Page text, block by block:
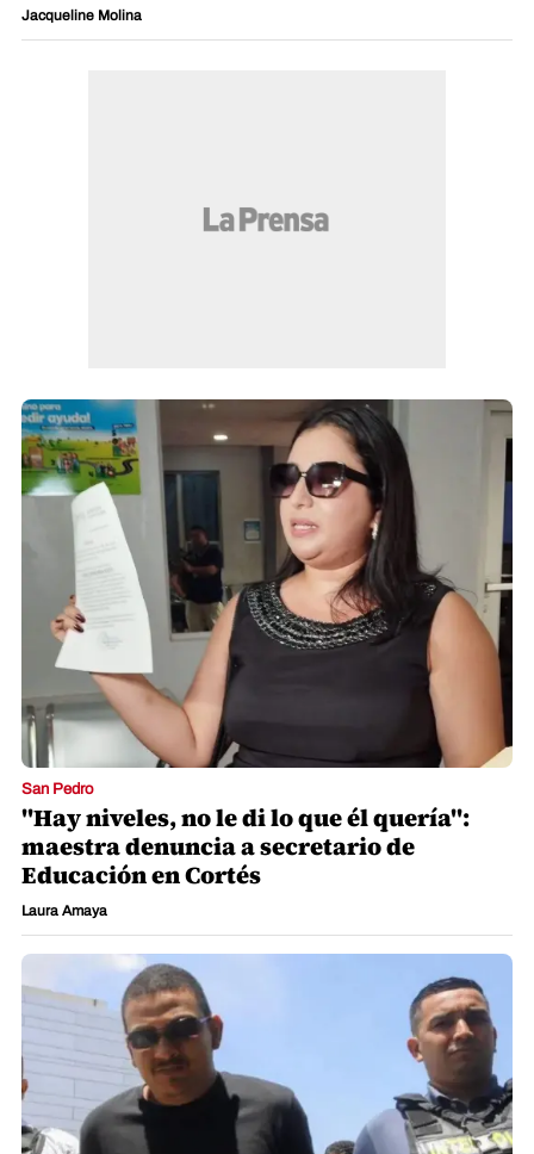
Jacqueline Molina
San Pedro
"Hay niveles, no le di lo que él quería":
maestra denuncia a secretario de
Educación en Cortés
Laura Amaya